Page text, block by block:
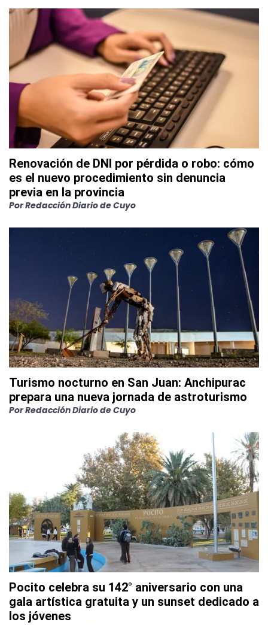
Renovación de DNI por pérdida o robo: cómo
es el nuevo procedimiento sin denuncia
previa en la provincia
PorRedacción Diario de Cuyo
Turismo nocturno en San Juan: Anchipurac
prepara una nueva jornada de astroturismo
PorRedacción Diario de Cuyo
Pocito celebra su 142° aniversario con una
gala artística gratuita y un sunset dedicado a
los jóvenes